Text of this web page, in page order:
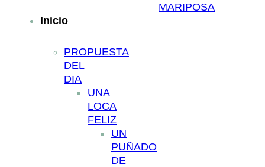
MARIPOSA
Inicio
PROPUESTA
DEL
DIA
UNA
LOCA
FELIZ
UN
PUÑADO
DE